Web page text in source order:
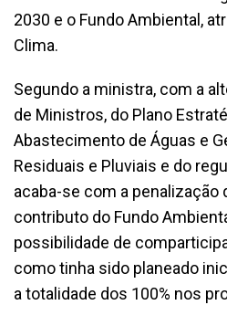
2030 e o Fundo Ambiental,
Clima.
Segundo a ministra, com a
de Ministros, do Plano
Abastecimento de Águas e
Residuais e Pluviais e do
acaba-se com a penalização
contributo do Fundo
possibilidade de
como tinha sido planeado
a totalidade dos 100% nos